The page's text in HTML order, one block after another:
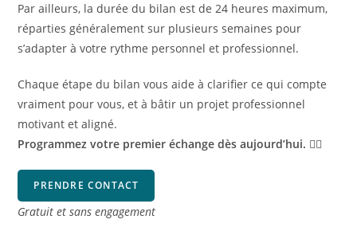
Par ailleurs, la durée du bilan est de 24 heures maximum,
réparties généralement sur plusieurs semaines pour
s’adapter à votre rythme personnel et professionnel.
Chaque étape du bilan vous aide à clarifier ce qui compte
vraiment pour vous, et à bâtir un projet professionnel
motivant et aligné.
Programmez votre premier échange dès aujourd’hui. 👇🏽
PRENDRE CONTACT
Gratuit et sans engagement